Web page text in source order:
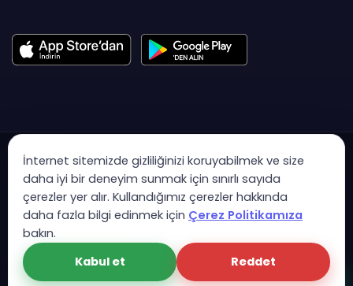
Copyright © 2007 - 2026 Hukas | Hukuk Asistan • Tüm Hakları
Saklıdır
KVK Aydınlatma MetniGizlilik PolitikasıGüvenlik Sözleşmesi
Çerez Politikası
İnternet sitemizde gizliliğinizi koruyabilmek ve size
daha iyi bir deneyim sunmak için sınırlı sayıda
çerezler yer alır. Kullandığımız çerezler hakkında
daha fazla bilgi edinmek için Çerez Politikamıza
bakın.
Kabul et
Reddet